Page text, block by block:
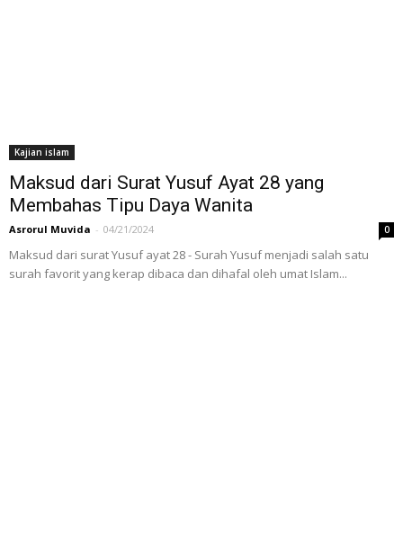
Kajian islam
Maksud dari Surat Yusuf Ayat 28 yang
Membahas Tipu Daya Wanita
Asrorul Muvida - 04/21/2024 0
Maksud dari surat Yusuf ayat 28 - Surah Yusuf menjadi salah satu
surah favorit yang kerap dibaca dan dihafal oleh umat Islam...